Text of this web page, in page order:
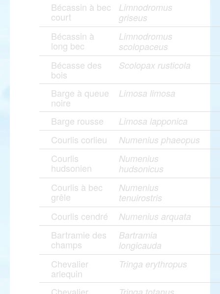
Bécassin à bec
court
Limnodromus
griseus
Bécassin à
long bec
Limnodromus
scolopaceus
Bécasse des
bois
Scolopax rusticola
Barge à queue
noire
Limosa limosa
Barge rousse Limosa lapponica
Courlis corlieu Numenius phaeopus
Courlis
hudsonien
Numenius
hudsonicus
Courlis à bec
grêle
Numenius
tenuirostris
Courlis cendré Numenius arquata
Bartramie des
champs
Bartramia
longicauda
Chevalier
arlequin
Tringa erythropus